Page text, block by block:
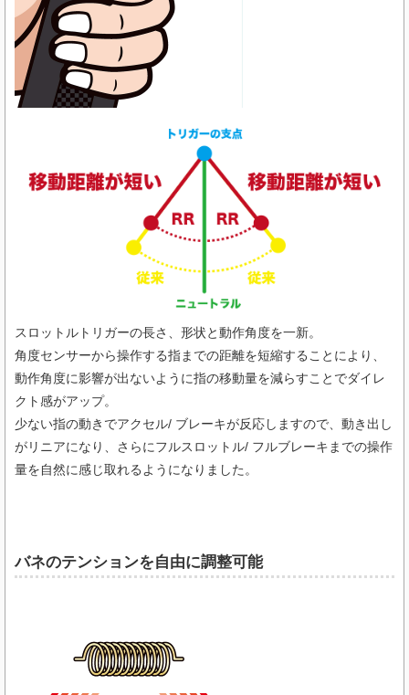
スロットルトリガーの長さ、形状と動作角度を一新。
角度センサーから操作する指までの距離を短縮することにより、
動作角度に影響が出ないように指の移動量を減らすことでダイレ
クト感がアップ。
少ない指の動きでアクセル/ ブレーキが反応しますので、動き出し
がリニアになり、さらにフルスロットル/ フルブレーキまでの操作
量を自然に感じ取れるようになりました。
バネのテンションを自由に調整可能